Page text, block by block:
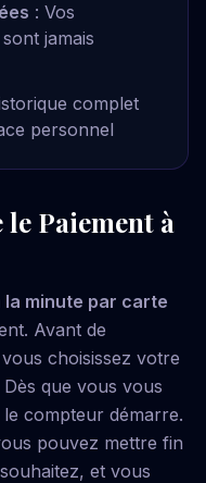
: Vos
jamais
complet
personnel
Paiement à
minute par carte
Avant de
choisissez votre
que vous vous
compteur démarre.
pouvez mettre fin
et vous